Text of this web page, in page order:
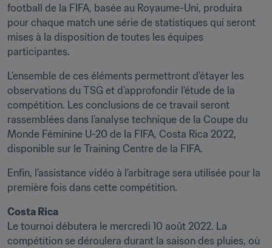
football de la FIFA, basée au Royaume-Uni, produira
pour chaque match une série de statistiques qui seront
mises à la disposition de toutes les équipes
participantes.
L’ensemble de ces éléments permettront d’étayer les
observations du TSG et d’approfondir l'étude de la
compétition. Les conclusions de ce travail seront
rassemblées dans l’analyse technique de la Coupe du
Monde Féminine U-20 de la FIFA, Costa Rica 2022,
disponible sur le Training Centre de la FIFA.
Enfin, l’assistance vidéo à l’arbitrage sera utilisée pour la
première fois dans cette compétition.
Costa Rica
Le tournoi débutera le mercredi 10 août 2022. La
compétition se déroulera durant la saison des pluies, où